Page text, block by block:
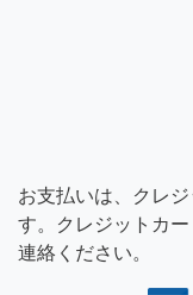
お支払いは、クレ
す。クレジットカ
連絡ください。